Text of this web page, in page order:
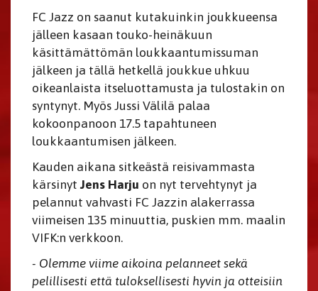
FC Jazz on saanut kutakuinkin joukkueensa
jälleen kasaan touko-heinäkuun
käsittämättömän loukkaantumissuman
jälkeen ja tällä hetkellä joukkue uhkuu
oikeanlaista itseluottamusta ja tulostakin on
syntynyt. Myös Jussi Välilä palaa
kokoonpanoon 17.5 tapahtuneen
loukkaantumisen jälkeen.
Kauden aikana sitkeästä reisivammasta
kärsinyt Jens Harju on nyt tervehtynyt ja
pelannut vahvasti FC Jazzin alakerrassa
viimeisen 135 minuuttia, puskien mm. maalin
VIFK:n verkkoon.
- Olemme viime aikoina pelanneet sekä
pelillisesti että tuloksellisesti hyvin ja otteisiin